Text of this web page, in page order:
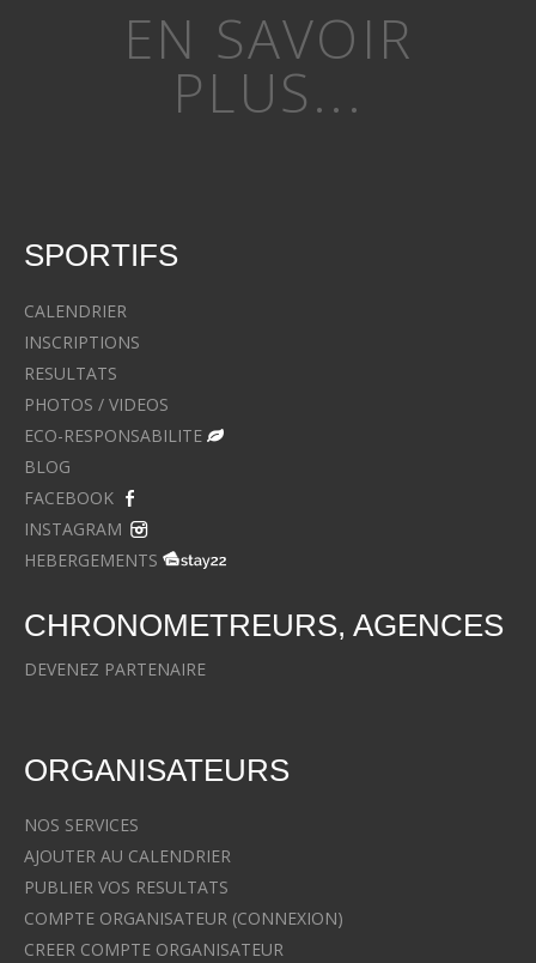
EN SAVOIR
PLUS...
SPORTIFS
CALENDRIER
INSCRIPTIONS
RESULTATS
PHOTOS / VIDEOS
ECO-RESPONSABILITE
BLOG
FACEBOOK
INSTAGRAM
HEBERGEMENTS
CHRONOMETREURS, AGENCES
DEVENEZ PARTENAIRE
ORGANISATEURS
NOS SERVICES
AJOUTER AU CALENDRIER
PUBLIER VOS RESULTATS
COMPTE ORGANISATEUR (CONNEXION)
CREER COMPTE ORGANISATEUR